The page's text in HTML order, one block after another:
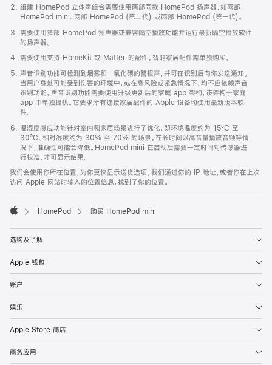
打
开)
组建 HomePod 立体声组合需要使用两部同款 HomePod 扬声器，如两部
HomePod mini、两部 HomePod (第二代) 或两部 HomePod (第一代)。
需要使用多部 HomePod 扬声器或兼容隔空播放功能并运行最新隔空播放软件
的扬声器。
需要使用支持 HomeKit 或 Matter 的配件。智能家居配件需单独购买。
声音识别功能可检测到烟雾和一氧化碳的警报声，并可在识别后向你发送通知。
当用户身处可能受到伤害的环境中，或在高风险或紧急情况下，均不应依赖声音
识别功能。声音识别功能需要使用升级更新后的家庭 app 架构，该架构于家庭
app 中单独提供。它要求所有连接家居配件的 Apple 设备均使用最新版本软
件。
温湿度感应功能针对室内和家居场景进行了优化，即环境温度约为 15ºC 至
30ºC、相对湿度约为 30% 至 70% 的场景。在长时间以高音量播放音频等情
况下，准确性可能会降低。HomePod mini 在启动后需要一定时间对传感器进
行校准，才可显示结果。
我们会使用你所在位置，为你更快显示送货选项。我们通过你的 IP 地址，或者你在上次
访问 Apple 网站时输入的位置信息，找到了你的位置。
HomePod 购买 HomePod mini
选购及了解
Apple 钱包
账户
娱乐
Apple Store 商店
商务应用